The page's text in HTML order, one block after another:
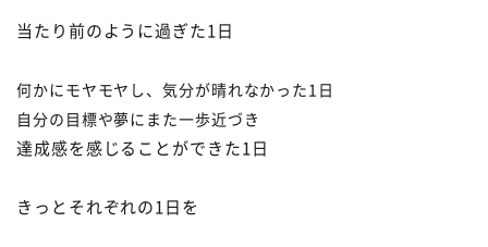
当たり前のように過ぎた1日
何かにモヤモヤし、気分が晴れなかった1 日
自分の目標や夢にまた一歩近づき
達成感を感じることができた1日
きっとそれぞれの1日を